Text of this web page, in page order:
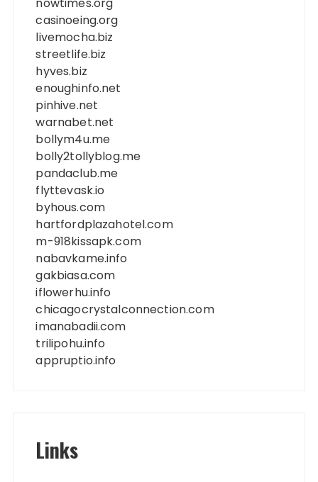
nowtimes.org
casinoeing.org
livemocha.biz
streetlife.biz
hyves.biz
enoughinfo.net
pinhive.net
warnabet.net
bollym4u.me
bolly2tollyblog.me
pandaclub.me
flyttevask.io
byhous.com
hartfordplazahotel.com
m-918kissapk.com
nabavkame.info
gakbiasa.com
iflowerhu.info
chicagocrystalconnection.com
imanabadii.com
trilipohu.info
appruptio.info
Links